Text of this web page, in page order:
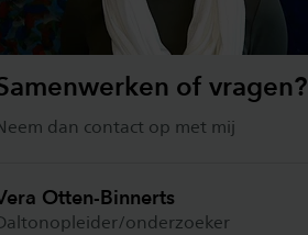
of vragen?
dan contact op met mij
Otten-Binnerts
onderzoeker